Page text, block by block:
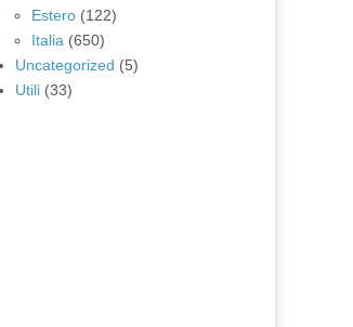
Estero (122)
Italia (650)
Uncategorized (5)
Utili (33)